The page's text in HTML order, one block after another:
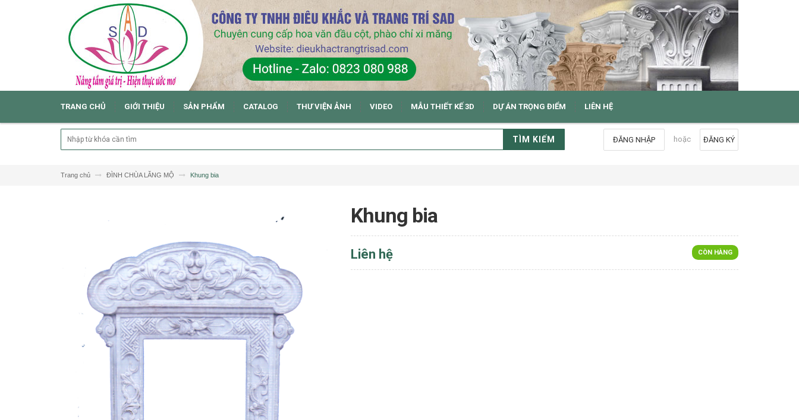
TRANG CHỦ GIỚI THIỆU SẢN PHẨM CATALOG THƯ VIỆN ẢNH VIDEO MẪU THIẾT KẾ 3D DỰ ÁN TRỌNG ĐIỂM LIÊN HỆ
TÌM KIẾM ĐĂNG KÝ
hoặc
ĐĂNG NHẬP
Trang chủ ĐÌNH CHÙA LĂNG MỘ Khung bia
Khung bia
CÒN HÀNG
Liên hệ